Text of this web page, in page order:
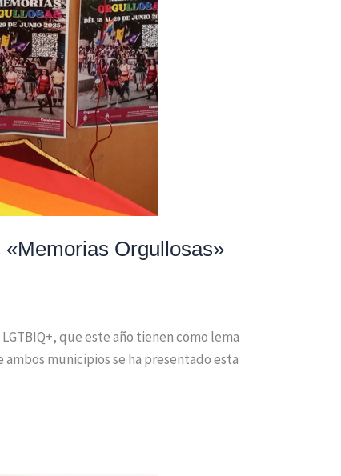
Orgullosas»
que este año tienen como lema
ambos municipios se ha presentado esta